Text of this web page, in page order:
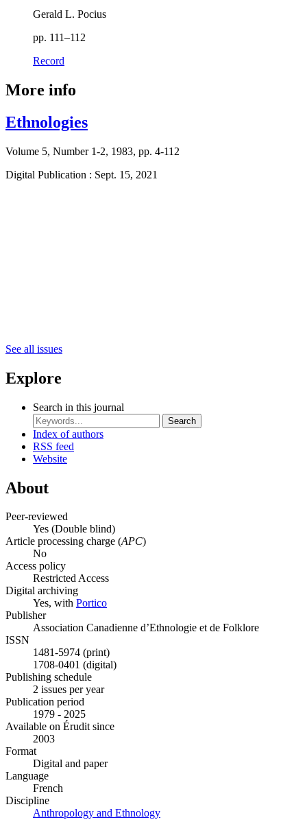
Gerald L. Pocius
pp. 111–112
Record
More info
Ethnologies
Volume 5, Number 1-2, 1983, pp. 4-112
Digital Publication : Sept. 15, 2021
See all issues
Explore
Search in this journal
Search
Index of authors
RSS feed
Website
About
Peer-reviewed
Yes (Double blind)
Article processing charge (APC)
No
Access policy
Restricted Access
Digital archiving
Yes, with Portico
Publisher
Association Canadienne d’Ethnologie et de Folklore
ISSN
1481-5974 (print)
1708-0401 (digital)
Publishing schedule
2 issues per year
Publication period
1979 - 2025
Available on Érudit since
2003
Format
Digital and paper
Language
French
Discipline
Anthropology and Ethnology